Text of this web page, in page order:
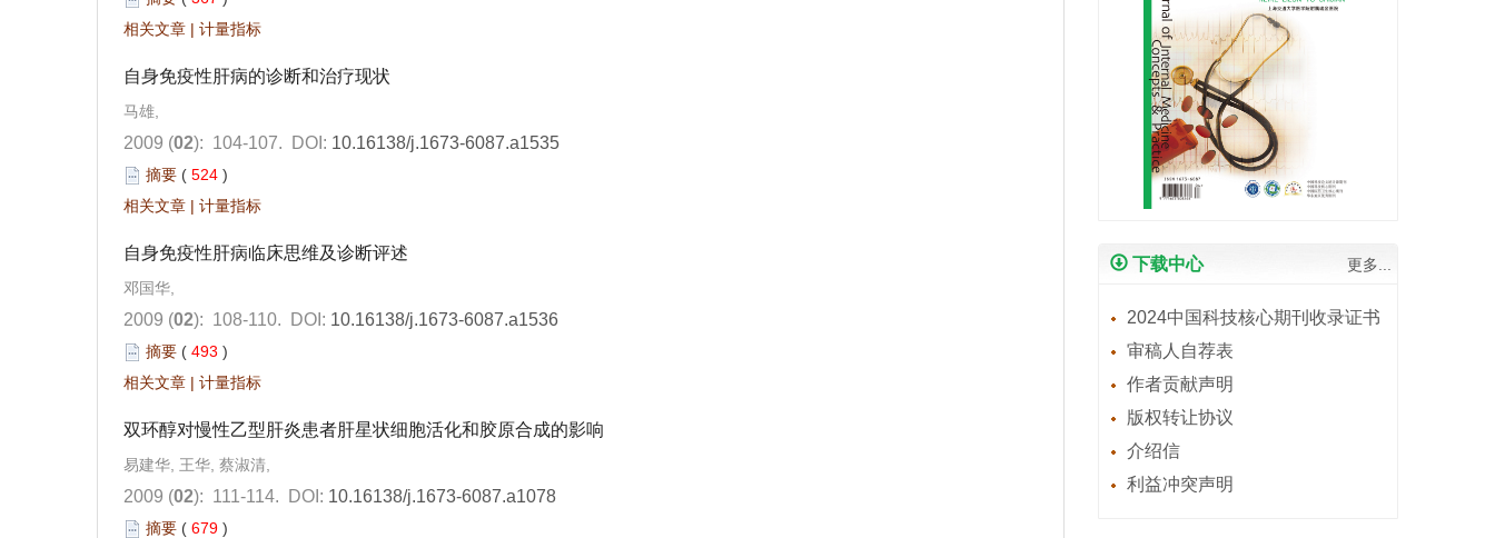
相关文章 | 计量指标
自身免疫性肝病的诊断和治疗现状
马雄,
2009 (02): 104-107. DOI: 10.16138/j.1673-6087.a1535
摘要 ( 524 )
相关文章 | 计量指标
自身免疫性肝病临床思维及诊断评述
邓国华,
2009 (02): 108-110. DOI: 10.16138/j.1673-6087.a1536
摘要 ( 493 )
相关文章 | 计量指标
双环醇对慢性乙型肝炎患者肝星状细胞活化和胶原合成的影响
易建华, 王华, 蔡淑清,
2009 (02): 111-114. DOI: 10.16138/j.1673-6087.a1078
摘要 ( 679 )
下载中心 更多...
2024中国科技核心期刊收录证书
审稿人自荐表
作者贡献声明
版权转让协议
介绍信
利益冲突声明